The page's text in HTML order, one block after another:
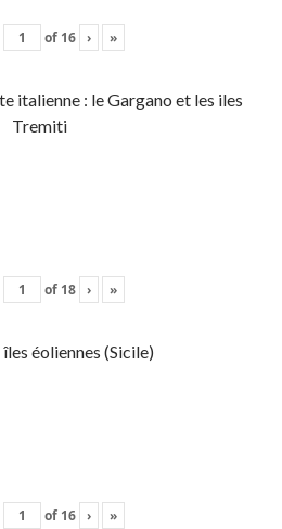
of 16 › »
italienne : le Gargano et les iles
Tremiti
of 18 › »
éoliennes (Sicile)
of 16 › »